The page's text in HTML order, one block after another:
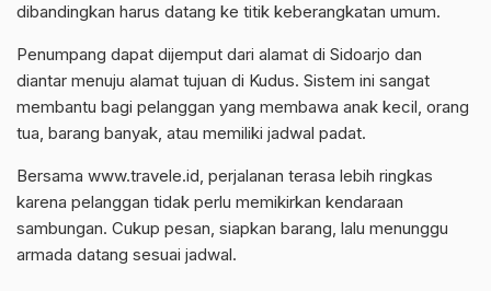
dibandingkan harus datang ke titik keberangkatan umum.
Penumpang dapat dijemput dari alamat di Sidoarjo dan
diantar menuju alamat tujuan di Kudus. Sistem ini sangat
membantu bagi pelanggan yang membawa anak kecil, orang
tua, barang banyak, atau memiliki jadwal padat.
Bersama www.travele.id, perjalanan terasa lebih ringkas
karena pelanggan tidak perlu memikirkan kendaraan
sambungan. Cukup pesan, siapkan barang, lalu menunggu
armada datang sesuai jadwal.